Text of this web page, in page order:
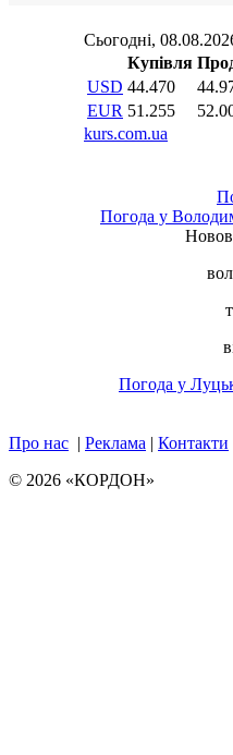
Погода у
Погода у
Про нас | Реклама | Контакти
© 2026 «КОРДОН»